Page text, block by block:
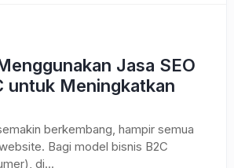
Jasa SEO
untuk Meningkatkan
berkembang, hampir semua
Bagi model bisnis B2C
di...